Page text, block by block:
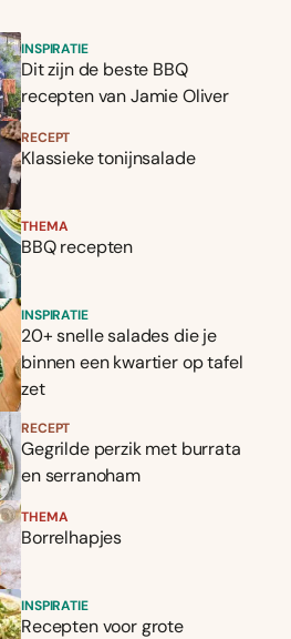
INSPIRATIE
Dit zijn de beste BBQ
recepten van Jamie Oliver
RECEPT
Klassieke tonijnsalade
THEMA
BBQ recepten
INSPIRATIE
20+ snelle salades die je
binnen een kwartier op tafel
zet
RECEPT
Gegrilde perzik met burrata
en serranoham
THEMA
Borrelhapjes
INSPIRATIE
Recepten voor grote